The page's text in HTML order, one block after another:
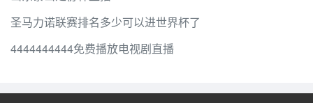
圣马力诺联赛排名多少可以进世界杯了
4444444444免费播放电视剧直播